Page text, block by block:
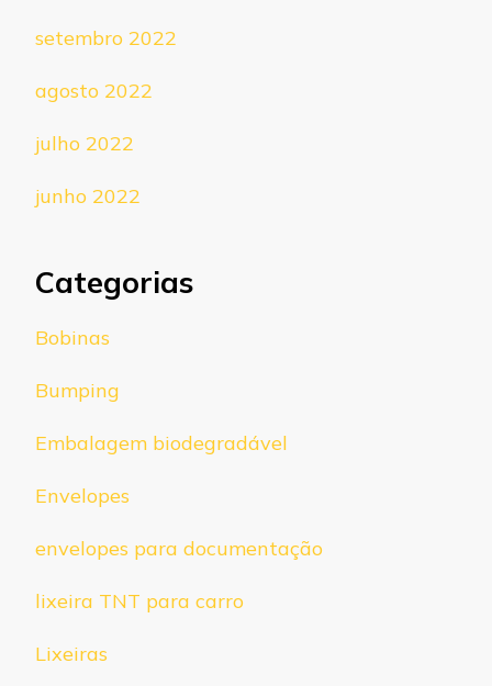
setembro 2022
agosto 2022
julho 2022
junho 2022
Categorias
Bobinas
Bumping
Embalagem biodegradável
Envelopes
envelopes para documentação
lixeira TNT para carro
Lixeiras